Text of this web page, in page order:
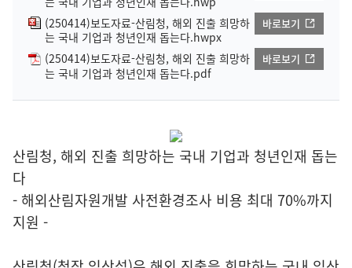
(250414)보도자료-산림청, 해외 진출 희망하
는 국내 기업과 청년인재 돕는다.hwpx
바로보기
(250414)보도자료-산림청, 해외 진출 희망하
는 국내 기업과 청년인재 돕는다.pdf
바로보기
산림청, 해외 진출 희망하는 국내 기업과 청년인재 돕는
다
- 해외산림자원개발 사전환경조사 비용 최대 70%까지
지원 -